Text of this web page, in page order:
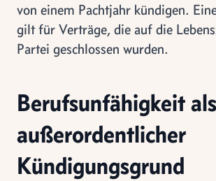
von einem Pachtjahr kündigen.
gilt für Verträge, die auf die
Partei geschlossen wurden.
Berufsunfähigkeit als
außerordentlicher
Kündigungsgrund